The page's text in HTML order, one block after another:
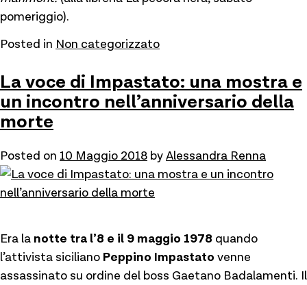
pomeriggio).
Posted in Non categorizzato
La voce di Impastato: una mostra e
un incontro nell’anniversario della
morte
Posted on 10 Maggio 2018 byAlessandra Renna
Era la notte tra l’8 e il 9 maggio 1978 quando
l’attivista siciliano Peppino Impastato venne
assassinato su ordine del boss Gaetano Badalamenti. Il